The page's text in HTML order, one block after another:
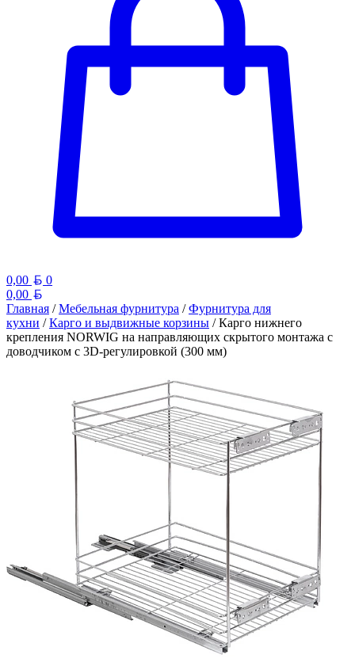
0,00 Белорусский рубль
0
0,00
Главная /Мебельная фурнитура /Фурнитура для
кухни /Карго и выдвижные корзины / Карго нижнего
крепления NORWIG на направляющих скрытого монтажа с
доводчиком с 3D-регулировкой (300 мм)